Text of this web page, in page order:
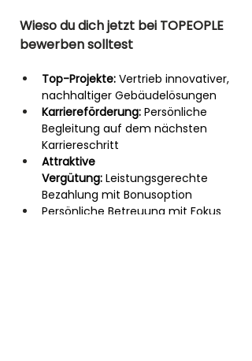
Wieso du dich jetzt bei TOPEOPLE
bewerben solltest
Top-Projekte: Vertrieb innovativer,
nachhaltiger Gebäudelösungen
Karriereförderung: Persönliche
Begleitung auf dem nächsten
Karriereschritt
Attraktive
Vergütung: Leistungsgerechte
Bezahlung mit Bonusoption
Persönliche Betreuung mit Fokus